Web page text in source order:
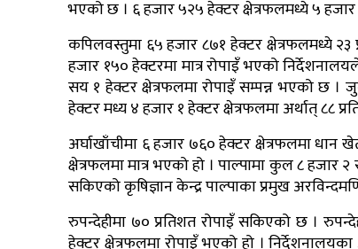
भएको छ । ६ हजार ५२५ हेक्टर क्षेत्रफलमध्ये ५
कपिलवस्तुमा ६५ हजार ८७१ हेक्टर क्षेत्रफलमध्ये
हजार १५० हेक्टरमा मात्र रोपाइँ भएको
सय १ हेक्टर क्षेत्रफलमा रोपाइँ सम्पन्न भएको छ ।
हेक्टर मध्य ४ हजार १ हेक्टर क्षेत्रफलमा अर्थात् ८८
अर्घाखाँचीमा ६ हजार ७६० हेक्टर क्षेत्रफलमा धान
क्षेत्रफलमा मात्र भएको हो । पाल्पामा कुल ८ हजार
सकिएको कृषिज्ञान केन्द्र पाल्पाका प्रमुख
रुपन्देहीमा ७० प्रतिशत रोपाइँ सकिएको छ ।